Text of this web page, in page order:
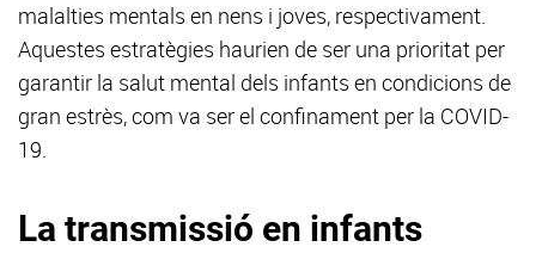
malalties mentals en nens i joves, respectivament.
Aquestes estratègies haurien de ser una prioritat per
garantir la salut mental dels infants en condicions de
gran estrès, com va ser el confinament per la COVID-
19.
La transmissió en infants